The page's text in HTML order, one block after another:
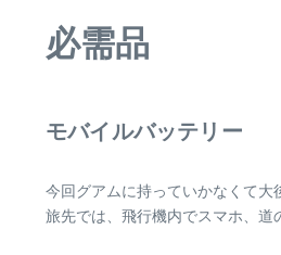
必需品
モバイルバッテリー
今回グアムに持っていかなくて 大
旅先では、飛行機内でスマホ、